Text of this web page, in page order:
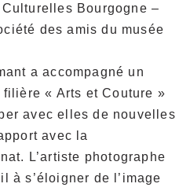
Bourgogne –
des amis du musée
a accompagné un
filière « Arts et Couture »
avec elles de nouvelles
avec la
L’artiste photographe
à s’éloigner de l’image